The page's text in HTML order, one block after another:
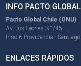
INFO PACTO GLOBAL
Pacto Global Chile (ONU)
Av. Los Leones N°745
Piso 6 Providencia - Santiago
ENLACES RÁPIDOS